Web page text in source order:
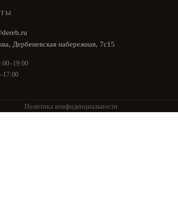
Дербеневская набережная, 7с15
Политика конфиденциальности